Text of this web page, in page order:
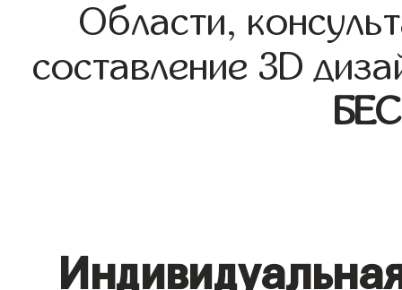
Области,
составление 3D